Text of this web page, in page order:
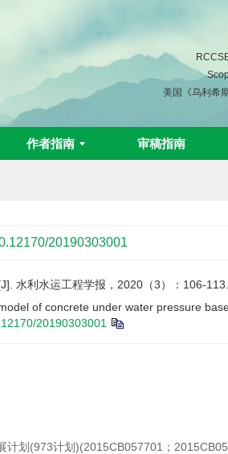
美国《乌利希
作者指南 审稿指南
20190303001
水利水运工程学报，2020（3）：106-113.
of concrete under water pressure
20190303001
计划(973计划)(2015CB057701；